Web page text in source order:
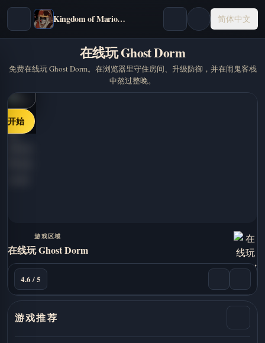
Kingdom of Marionettes 简体中文
在线玩 Ghost Dorm
免费在线玩 Ghost Dorm。在浏览器里守住房间、升级防御，并在闹鬼客栈
中熬过整晚。
开始
游戏区域
在线玩 Ghost Dorm
4.6 / 5
游戏推荐